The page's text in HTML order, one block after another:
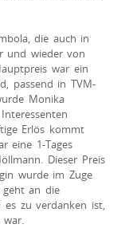
die auch in
und wieder von
war ein
passend in TVM-
Monika
Erlös kommt
eine 1-Tages
Dieser Preis
wurde im Zuge
geht an die
es zu verdanken ist,